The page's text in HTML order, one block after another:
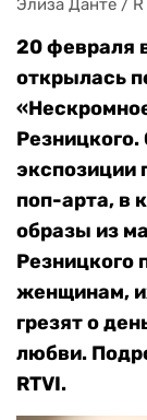
Элиза Данте /
20 февраля
открылась
Резницкого.
экспозиции
поп-арта, в
образы из
женщинам,
грезят о
любви.
RTVI.